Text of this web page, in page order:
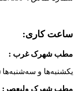
ساعت کاری:
مطب شهرک غرب :
یکشنبه‌ها و سه‌شنبه‌ها (17-
مطب شهرک ولیعصر: